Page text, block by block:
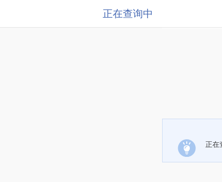
正在查询中
正在